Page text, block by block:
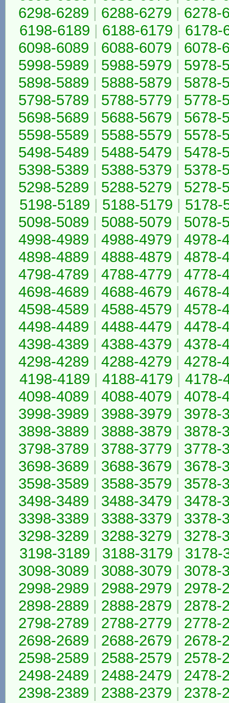
6298-6289 | 6288-6279 | 6278-
6198-6189 | 6188-6179 | 6178-
6098-6089 | 6088-6079 | 6078-
5998-5989 | 5988-5979 | 5978-
5898-5889 | 5888-5879 | 5878-
5798-5789 | 5788-5779 | 5778-
5698-5689 | 5688-5679 | 5678-
5598-5589 | 5588-5579 | 5578-
5498-5489 | 5488-5479 | 5478-
5398-5389 | 5388-5379 | 5378-
5298-5289 | 5288-5279 | 5278-
5198-5189 | 5188-5179 | 5178-
5098-5089 | 5088-5079 | 5078-
4998-4989 | 4988-4979 | 4978-
4898-4889 | 4888-4879 | 4878-
4798-4789 | 4788-4779 | 4778-
4698-4689 | 4688-4679 | 4678-
4598-4589 | 4588-4579 | 4578-
4498-4489 | 4488-4479 | 4478-
4398-4389 | 4388-4379 | 4378-
4298-4289 | 4288-4279 | 4278-
4198-4189 | 4188-4179 | 4178-
4098-4089 | 4088-4079 | 4078-
3998-3989 | 3988-3979 | 3978-
3898-3889 | 3888-3879 | 3878-
3798-3789 | 3788-3779 | 3778-
3698-3689 | 3688-3679 | 3678-
3598-3589 | 3588-3579 | 3578-
3498-3489 | 3488-3479 | 3478-
3398-3389 | 3388-3379 | 3378-
3298-3289 | 3288-3279 | 3278-
3198-3189 | 3188-3179 | 3178-
3098-3089 | 3088-3079 | 3078-
2998-2989 | 2988-2979 | 2978-
2898-2889 | 2888-2879 | 2878-
2798-2789 | 2788-2779 | 2778-
2698-2689 | 2688-2679 | 2678-
2598-2589 | 2588-2579 | 2578-
2498-2489 | 2488-2479 | 2478-
2398-2389 | 2388-2379 | 2378-